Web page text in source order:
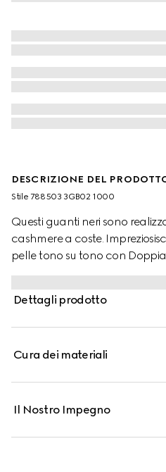
DESCRIZIONE DEL
Stile ‎788503 3GB02 1000
Questi guanti neri sono
cashmere a coste.
pelle tono su tono con
alla fibbia delle cinture anni
Dettagli prodotto
Cura dei materiali
Il Nostro Impegno